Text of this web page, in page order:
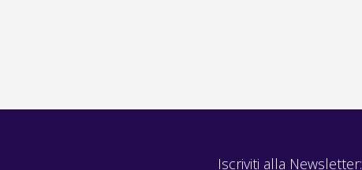
Iscriviti alla Newsletter: